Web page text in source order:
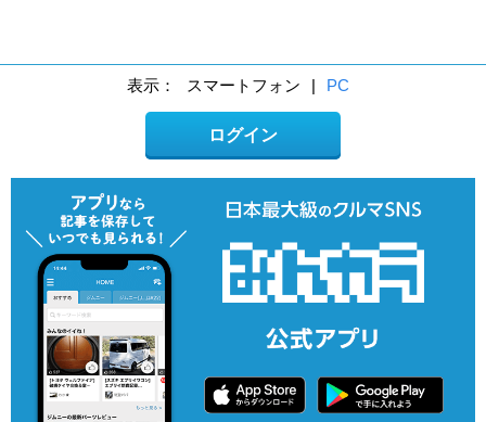
表示： スマートフォン | PC
ログイン